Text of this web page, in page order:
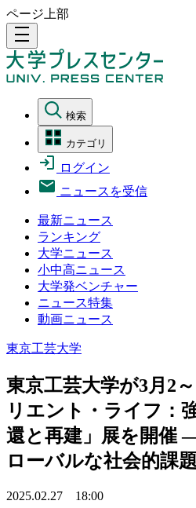
ページ上部
density_medium
検索
カテゴリ
ログイン
ニュースを受信
最新ニュース
ランキング
大学ニュース
小中高ニュース
大学発ベンチャー
ニュース特集
動画ニュース
東京工芸大学
東京工芸大学が3月2
リエント・ライフ：
還と再建」展を開催
ローバルな社会的課
2025.02.27 18:00